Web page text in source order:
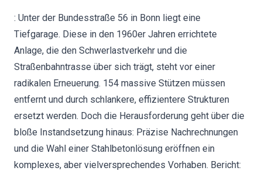
: Unter der Bundesstraße 56 in Bonn liegt eine
Tiefgarage. Diese in den 1960er Jahren errichtete
Anlage, die den Schwerlastverkehr und die
Straßenbahntrasse über sich trägt, steht vor einer
radikalen Erneuerung. 154 massive Stützen müssen
entfernt und durch schlankere, effizientere Strukturen
ersetzt werden. Doch die Herausforderung geht über die
bloße Instandsetzung hinaus: Präzise Nachrechnungen
und die Wahl einer Stahlbetonlösung eröffnen ein
komplexes, aber vielversprechendes Vorhaben. Bericht: